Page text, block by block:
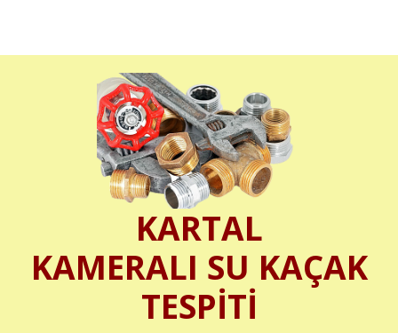
KARTAL
KAMERALI SU KAÇAK
TESPİTİ